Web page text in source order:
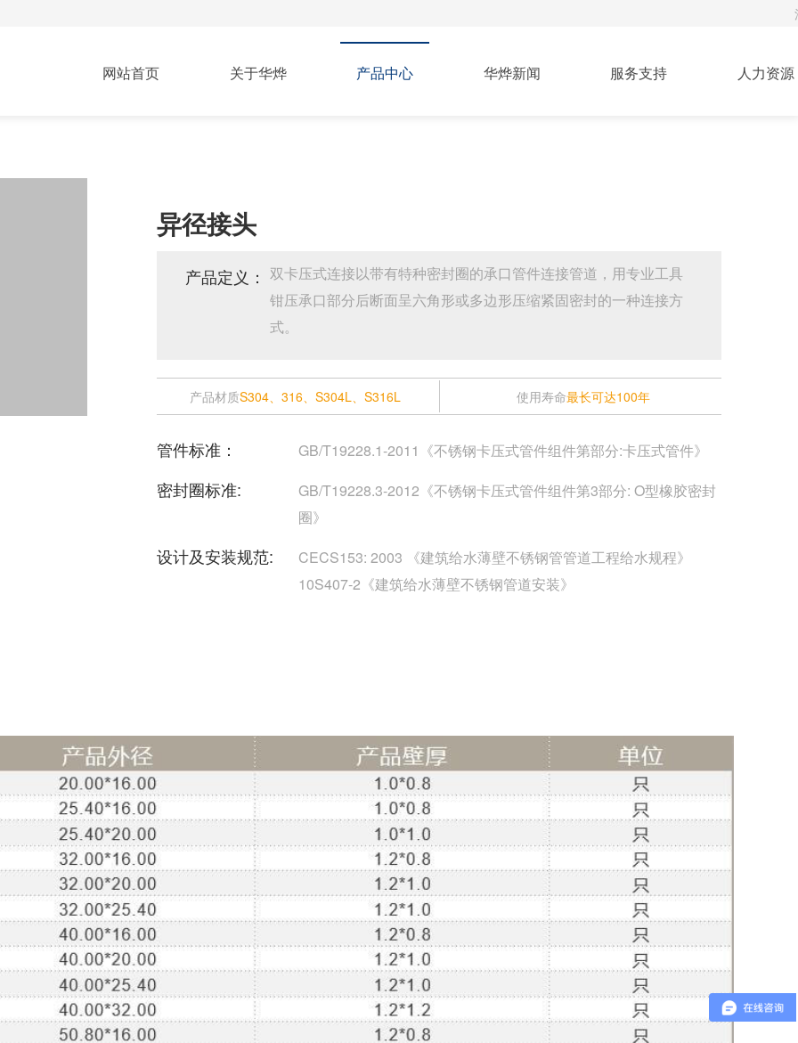
网站首页 关于华烨 产品中心 华烨新闻 服务支持 人力资源
异径接头
产品定义： 双卡压式连接以带有特种密封圈的承口管件连接管道，用专业工具
钳压承口部分后断面呈六角形或多边形压缩紧固密封的一种连接方
式。
产品材质S304、316、S304L、S316L 使用寿命最长可达100年
管件标准： GB/T19228.1-2011《不锈钢卡压式管件组件第部分:卡压式管件》
密封圈标准:
GB/T19228.3-2012《不锈钢卡压式管件组件第3部分: O型橡胶密封
圈》
设计及安装规范:
CECS153: 2003 《建筑给水薄壁不锈钢管管道工程给水规程》
10S407-2《建筑给水薄壁不锈钢管道安装》